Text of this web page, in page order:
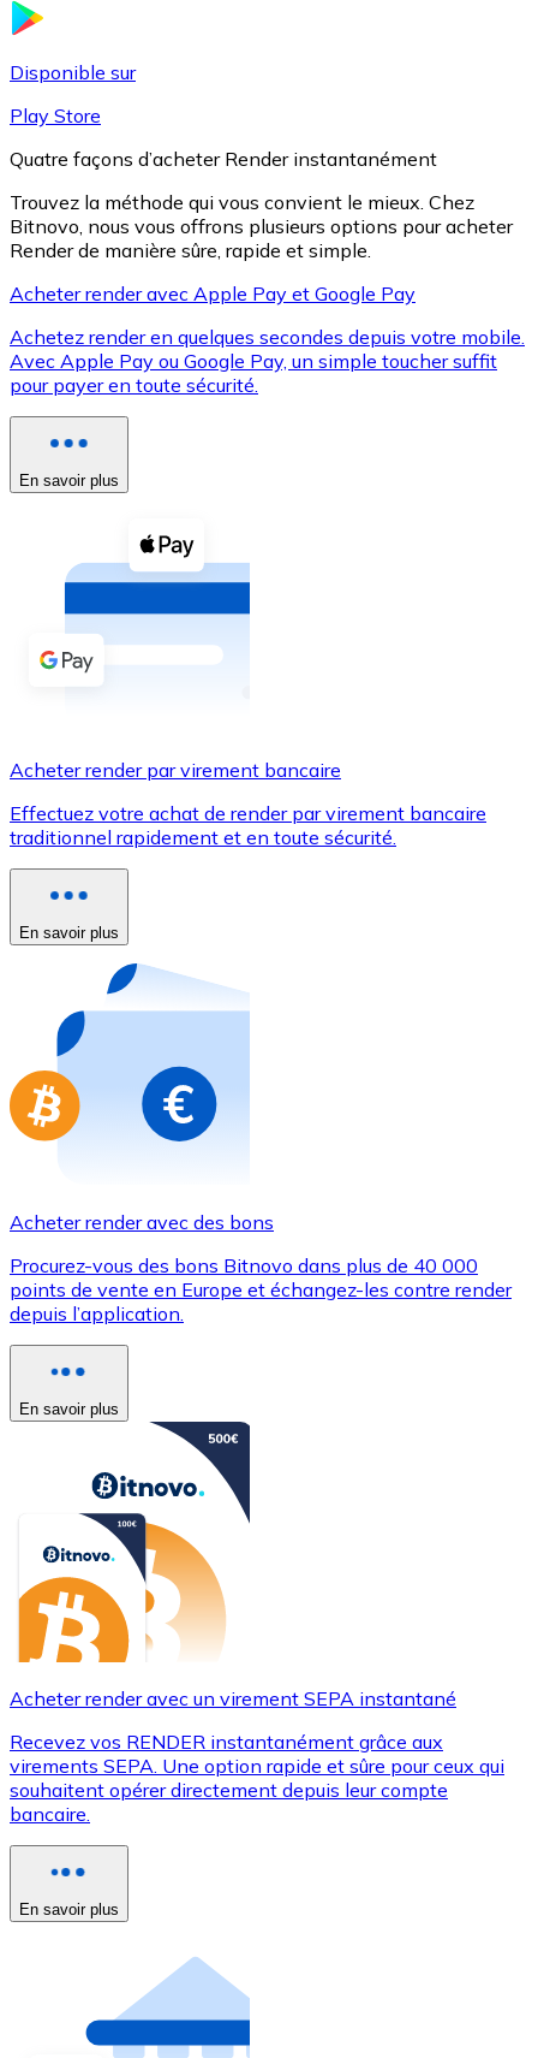
XRP
XRP
Voir toutes
Coupons crypto
Achetez des cryptomonnaies en espèces et d'autres
Acheter avec espèces
Virement SEPA
Utilisez les cartes Visa et Mastercard pour acheter
Acheter avec carte
Nouveau
Achetez des cartes-cadeaux de vos marques
Aller à la boutique de cartes-cadeaux
Disponible sur
Play Store
Quatre façons d’acheter Render instantanément
Trouvez la méthode qui vous convient le mieux. Chez
Bitnovo, nous vous offrons plusieurs options pour acheter
Render de manière sûre, rapide et simple.
Acheter render avec Apple Pay et Google Pay
Achetez render en quelques secondes depuis votre mobile.
Avec Apple Pay ou Google Pay, un simple toucher suffit
pour payer en toute sécurité.
En savoir plus
Acheter render par virement bancaire
Effectuez votre achat de render par virement bancaire
traditionnel rapidement et en toute sécurité.
En savoir plus
Acheter render avec des bons
Procurez-vous des bons Bitnovo dans plus de 40 000
points de vente en Europe et échangez-les contre render
depuis l’application.
En savoir plus
Acheter render avec un virement SEPA instantané
Recevez vos RENDER instantanément grâce aux
virements SEPA. Une option rapide et sûre pour ceux qui
souhaitent opérer directement depuis leur compte
bancaire.
En savoir plus